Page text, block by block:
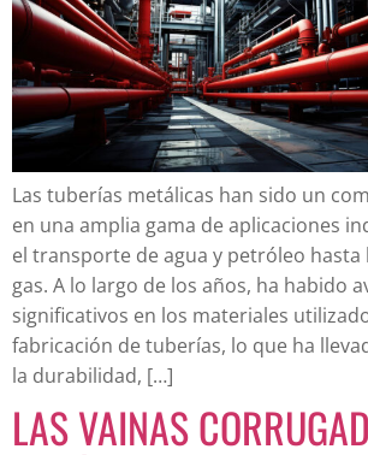
Las tuberías metálicas han sido un
en una amplia gama de aplicaciones
el transporte de agua y petróleo
gas. A lo largo de los años, ha habido
significativos en los materiales
fabricación de tuberías, lo que ha
la durabilidad, […]
LAS VAINAS